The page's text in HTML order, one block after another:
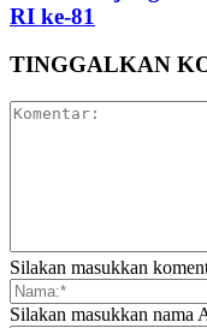
RI ke-81
TINGGALKAN
Silakan masukkan
Silakan masukkan nama